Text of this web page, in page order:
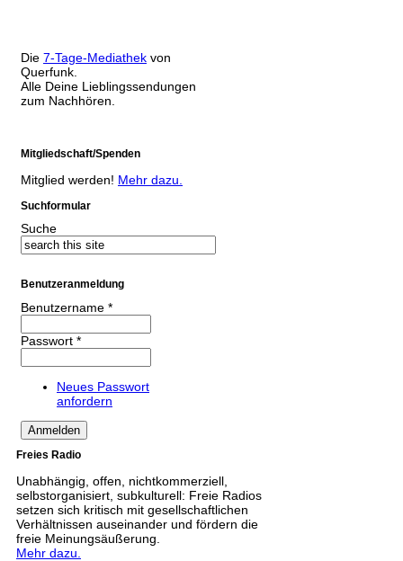
Die 7-Tage-Mediathek von
Querfunk.
Alle Deine Lieblingssendungen
zum Nachhören.
Mitgliedschaft/Spenden
Mitglied werden! Mehr dazu.
Suchformular
Suche
Benutzeranmeldung
Benutzername *
Passwort *
Neues Passwort
anfordern
Freies Radio
Unabhängig, offen, nichtkommerziell,
selbstorganisiert, subkulturell: Freie Radios
setzen sich kritisch mit gesellschaftlichen
Verhältnissen auseinander und fördern die
freie Meinungsäußerung.
Mehr dazu.